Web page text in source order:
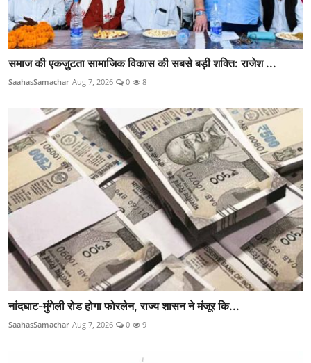
समाज की एकजुटता सामाजिक विकास की सबसे बड़ी शक्ति: राजेश ...
SaahasSamachar Aug 7, 2026 0 8
नांदघाट-मुंगेली रोड होगा फोरलेन, राज्य शासन ने मंजूर कि...
SaahasSamachar Aug 7, 2026 0 9